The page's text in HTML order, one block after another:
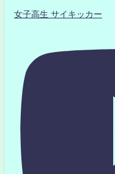
女子高生 サイキッカー